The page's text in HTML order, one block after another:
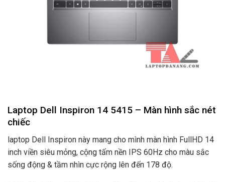
Laptop Dell Inspiron 14 5415 – Màn hình sắc nét
chiếc
laptop Dell Inspiron này mang cho mình màn hình FullHD 14
inch viền siêu mỏng, cộng tấm nền IPS 60Hz cho màu sắc
sống động & tầm nhìn cực rộng lên đến 178 độ.